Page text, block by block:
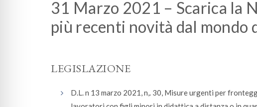
31 Marzo 2021 – Scarica la
più recenti novità dal mondo
LEGISLAZIONE
D.L. n 13 marzo 2021, n,. 30, Misure urgenti per